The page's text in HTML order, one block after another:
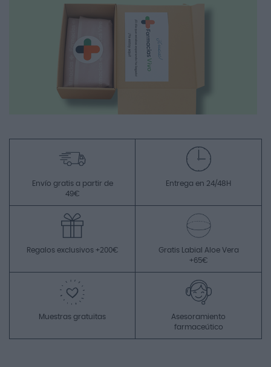
Envío gratis a partir de
49€
Entrega en 24/48H
Regalos exclusivos +200€
Gratis Labial Aloe Vera
+65€
Muestras gratuitas
Asesoramiento
farmaceútico